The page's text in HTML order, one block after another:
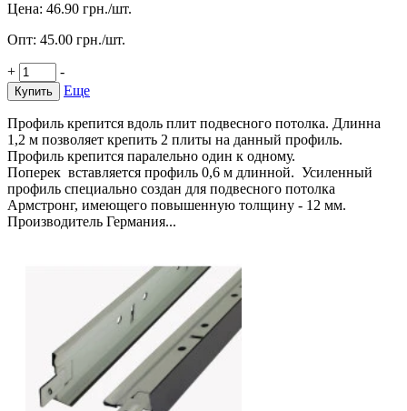
Цена: 46.90 грн./шт.
Опт: 45.00 грн./шт.
+ -
Купить Еще
Профиль крепится вдоль плит подвесного потолка. Длинна
1,2 м позволяет крепить 2 плиты на данный профиль.
Профиль крепится паралельно один к одному.
Поперек вставляется профиль 0,6 м длинной. Усиленный
профиль специально создан для подвесного потолка
Армстронг, имеющего повышенную толщину - 12 мм.
Производитель Германия...